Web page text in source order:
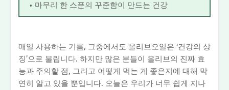
마무리 한 스푼의 꾸준함이 만드는 건강
매일 사용하는 기름, 그중에서도 올리브오일은 ‘건강의 상
징’으로 불립니다. 하지만 많은 분들이 올리브의 진짜 효
능과 주의할 점, 그리고 어떻게 먹는 게 좋은지에 대해 막
연히 알고 있을 뿐입니다. 오늘은 우리가 너무 쉽게 지나